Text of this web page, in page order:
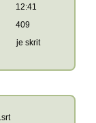
12:41
409
je skrit